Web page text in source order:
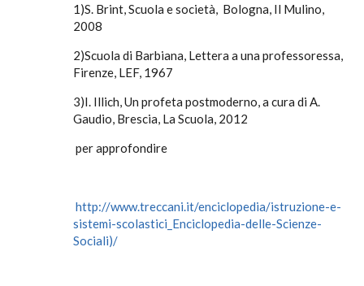
1)S. Brint, Scuola e società, Bologna, Il Mulino,
2008
2)Scuola di Barbiana, Lettera a una professoressa,
Firenze, LEF, 1967
3)I. Illich, Un profeta postmoderno, a cura di A.
Gaudio, Brescia, La Scuola, 2012
per approfondire
http://www.treccani.it/enciclopedia/istruzione-e-
sistemi-scolastici_Enciclopedia-delle-Scienze-
Sociali)/